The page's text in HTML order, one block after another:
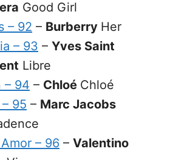
Good Girl
– 92 – Burberry Her
– 93 – Yves Saint
Libre
– 94 – Chloé Chloé
95 – Marc Jacobs
– 96 – Valentino